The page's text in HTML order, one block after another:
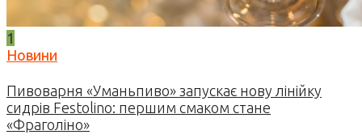
1
Новини
Пивоварня «Уманьпиво» запускає нову лінійку
сидрів Festolino: першим смаком стане
«Фраголіно»